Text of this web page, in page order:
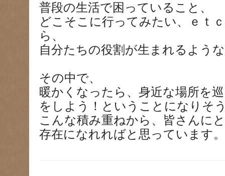
普段の生活で困っていること、
どこそこに行ってみたい、ｅｔ
ら、
自分たちの役割が生まれるよう
その中で、
暖かくなったら、身近な場所を
をしよう！ということになりそ
こんな積み重ねから、皆さんに
存在になれればと思っています。